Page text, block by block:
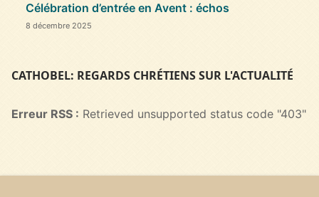
Célébration d’entrée en Avent : échos
8 décembre 2025
CATHOBEL: REGARDS CHRÉTIENS SUR L'ACTUALITÉ
Erreur RSS : Retrieved unsupported status code "403"